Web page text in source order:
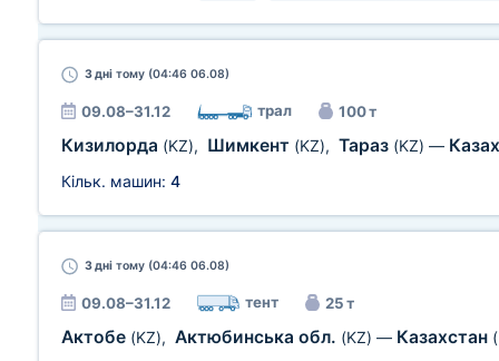
3 дні тому (04:46 06.08)
09.08–31.12 трал 100 т
Кизилорда (KZ), Шимкент (KZ), Тараз (KZ) —
Кільк. машин: 4
3 дні тому (04:46 06.08)
09.08–31.12 тент 25 т
Актобе (KZ), Актюбинська обл. (KZ) — Казахстан